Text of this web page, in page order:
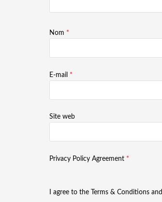
Nom *
E-mail *
Site web
Privacy Policy Agreement *
I agree to the Terms & Conditions and